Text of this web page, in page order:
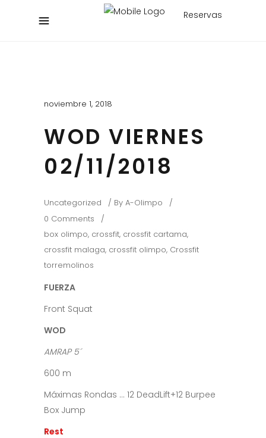
Reservas
noviembre 1, 2018
WOD VIERNES
02/11/2018
Uncategorized By A-Olimpo
0 Comments
box olimpo, crossfit, crossfit cartama,
crossfit malaga, crossfit olimpo, Crossfit
torremolinos
FUERZA
Front Squat
WOD
AMRAP 5´
600 m
Máximas Rondas … 12 DeadLift+12 Burpee
Box Jump
Rest